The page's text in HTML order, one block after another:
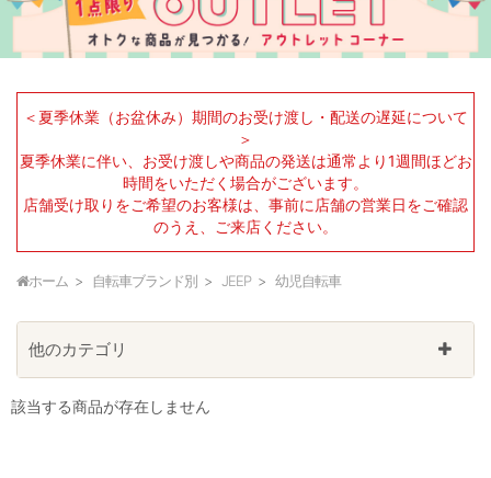
＜夏季休業（お盆休み）期間のお受け渡し・配送の遅延について
＞
夏季休業に伴い、お受け渡しや商品の発送は通常より1週間ほどお
時間をいただく場合がございます。
店舗受け取りをご希望のお客様は、事前に店舗の営業日をご確認
のうえ、ご来店ください。
ホーム 自転車ブランド別 JEEP 幼児自転車
該当する商品が存在しません
他のカテゴリ